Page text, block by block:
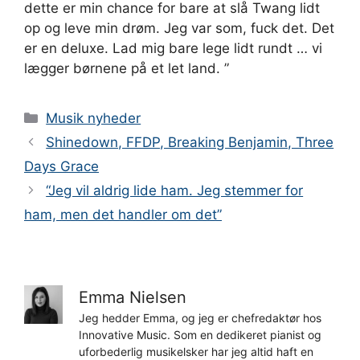
dette er min chance for bare at slå Twang lidt
op og leve min drøm. Jeg var som, fuck det. Det
er en deluxe. Lad mig bare lege lidt rundt … vi
lægger børnene på et let land. ”
Kategorier
Musik nyheder
Shinedown, FFDP, Breaking Benjamin, Three
Days Grace
“Jeg vil aldrig lide ham. Jeg stemmer for
ham, men det handler om det”
Emma Nielsen
Jeg hedder Emma, og jeg er chefredaktør hos
Innovative Music. Som en dedikeret pianist og
uforbederlig musikelsker har jeg altid haft en